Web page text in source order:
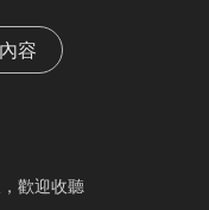
容
歡迎收聽